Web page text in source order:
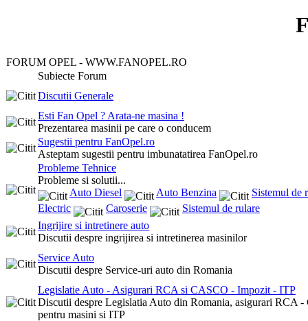
FORUM OPEL - WWW.FANOPEL.RO
Subiecte Forum
Discutii Generale
Esti Fan Opel ? Arata-ne masina !
Prezentarea masinii pe care o conducem
Sugestii pentru FanOpel.ro
Asteptam sugestii pentru imbunatatirea FanOpel.ro
Probleme Tehnice
Probleme si solutii...
Auto Diesel
Auto Benzina
Sistemul de
Electric
Caroserie
Sistemul de rulare
Ingrijire si intretinere auto
Discutii despre ingrijirea si intretinerea masinilor
Service Auto
Discutii despre Service-uri auto din Romania
Legislatie Auto - Asigurari RCA si CASCO - Impozit - ITP
Discutii despre Legislatia Auto din Romania, asigurari RCA
pentru masini si ITP